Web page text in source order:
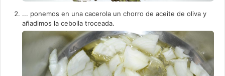
... ponemos en una cacerola un chorro de aceite de oliva y
añadimos la cebolla troceada.